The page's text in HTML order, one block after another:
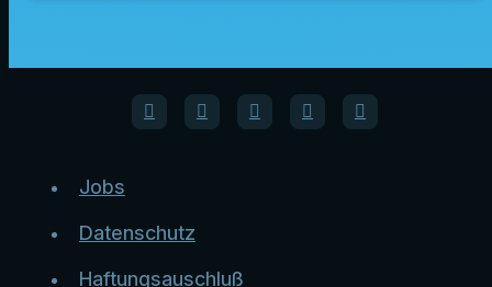
Jobs
Datenschutz
Haftungsauschluß